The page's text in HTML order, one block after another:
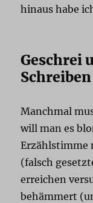
hinaus habe
Geschrei
Schreiben
Manchmal
will man es
Erzählstimme
(falsch
erreichen
behämmert